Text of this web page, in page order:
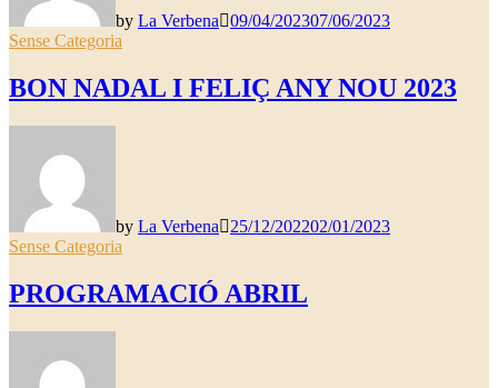
by La Verbena 09/04/202307/06/2023
Sense Categoria
BON NADAL I FELIÇ ANY NOU 2023
by La Verbena 25/12/202202/01/2023
Sense Categoria
PROGRAMACIÓ ABRIL